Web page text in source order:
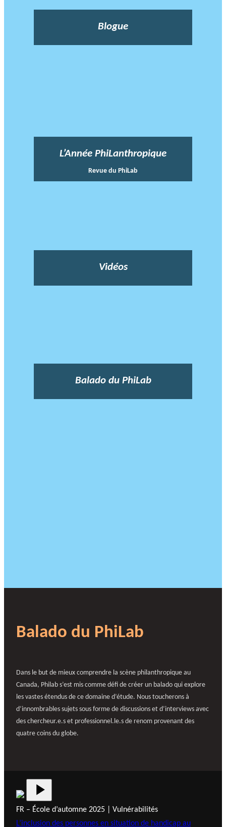
Blogue
L’Année PhiLanthropique
Revue du PhiLab
Vidéos
Balado du PhiLab
Balado du PhiLab
Dans le but de mieux comprendre la scène philanthropique au
Canada, Philab s’est mis comme défi de créer un balado qui explore
les vastes étendus de ce domaine d’étude. Nous toucherons à
d’innombrables sujets sous forme de discussions et d’interviews avec
des chercheur.e.s et professionnel.le.s de renom provenant des
quatre coins du globe.
FR – École d’automne 2025 | Vulnérabilités
L’inclusion des personnes en situation de handicap au